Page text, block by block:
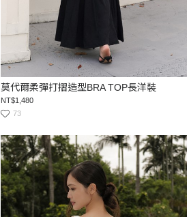
莫代爾柔彈打摺造型BRA TOP長洋裝
NT$1,480
73